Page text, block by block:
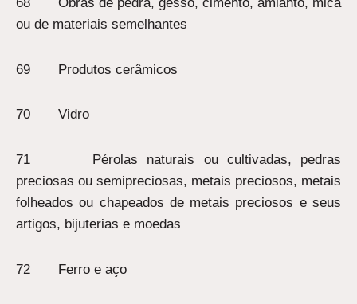
ou de materiais semelhantes
69 Produtos cerâmicos
70 Vidro
71 Pérolas naturais ou cultivadas, pedras
preciosas ou semipreciosas, metais preciosos, metais
folheados ou chapeados de metais preciosos e seus
artigos, bijuterias e moedas
72 Ferro e aço